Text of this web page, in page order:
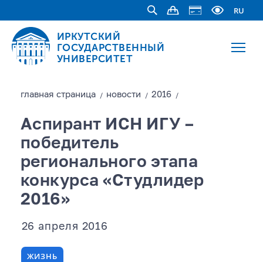
RU
ИРКУТСКИЙ
ГОСУДАРСТВЕННЫЙ
УНИВЕРСИТЕТ
главная страницa / новости / 2016 /
Аспирант ИСН ИГУ –
победитель
регионального этапа
конкурса «Студлидер
2016»
26 апреля 2016
ЖИЗНЬ